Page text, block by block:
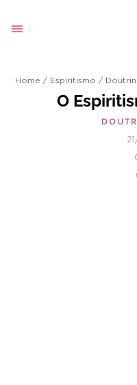
Home / Espiritismo /
O